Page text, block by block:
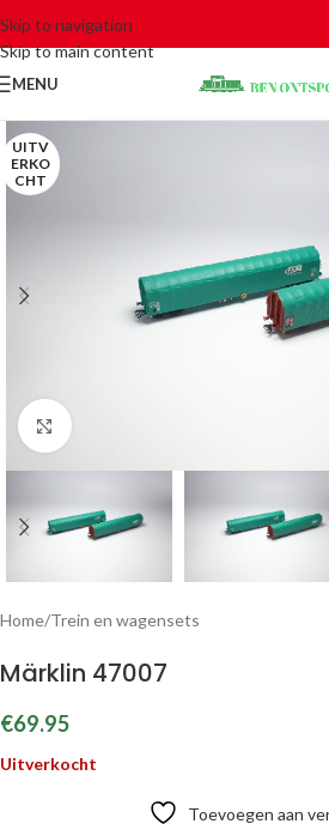
Skip to navigation
Skip to main content
MENU
UITV
ERKO
CHT
Click to enlarge
Home/Trein en wagensets
Märklin 47007
€69.95
Uitverkocht
Toevoegen aan